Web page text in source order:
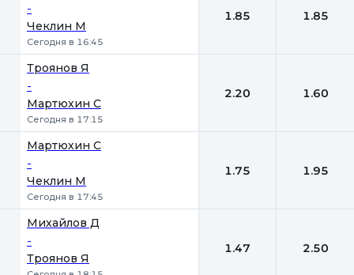
-
Чеклин М
Сегодня в 16:45
1.85 1.85
Троянов Я
-
Мартюхин С
Сегодня в 17:15
2.20 1.60
Мартюхин С
-
Чеклин М
Сегодня в 17:45
1.75 1.95
Михайлов Д
-
Троянов Я
1.47 2.50